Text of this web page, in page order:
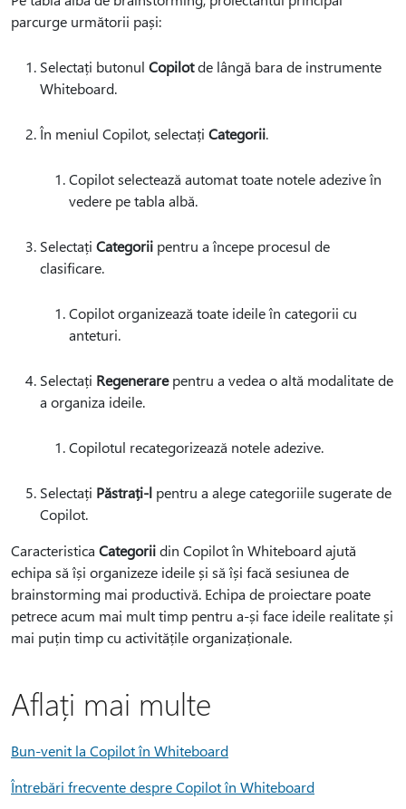
parcurge următorii pași:
Selectați butonul Copilotde lângă bara de instrumente
Whiteboard.
În meniul Copilot, selectați Categorii.
Copilot selectează automat toate notele adezive în
vedere pe tabla albă.
Selectați Categorii pentru a începe procesul de
clasificare.
Copilot organizează toate ideile în categorii cu
anteturi.
Selectați Regenerarepentru a vedea o altă modalitate de
a organiza ideile.
Copilotul recategorizează notele adezive.
Selectați Păstrați-l pentru a alege categoriile sugerate de
Copilot.
Caracteristica Categoriidin Copilot în Whiteboard ajută
echipa să își organizeze ideile și să își facă sesiunea de
brainstorming mai productivă. Echipa de proiectare poate
petrece acum mai mult timp pentru a-și face ideile realitate și
mai puțin timp cu activitățile organizaționale.
Aflați mai multe
Bun-venit la Copilot în Whiteboard
Întrebări frecvente despre Copilot în Whiteboard